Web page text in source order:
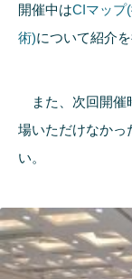
開催中はCIマップ
術)について紹介を
また、次回開
場いただけなかっ
い。